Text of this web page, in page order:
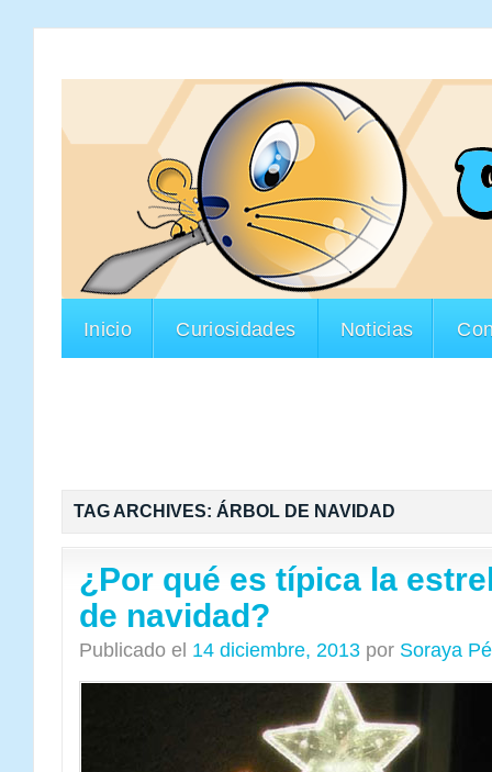
Inicio Curiosidades Noticias
TAG ARCHIVES: ÁRBOL DE NAVIDAD
¿Por qué es típica la
de navidad?
Publicado el 14 diciembre, 2013 por Soraya